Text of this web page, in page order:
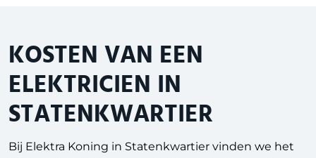
KOSTEN VAN EEN
ELEKTRICIEN IN
STATENKWARTIER
Bij Elektra Koning in Statenkwartier vinden we het